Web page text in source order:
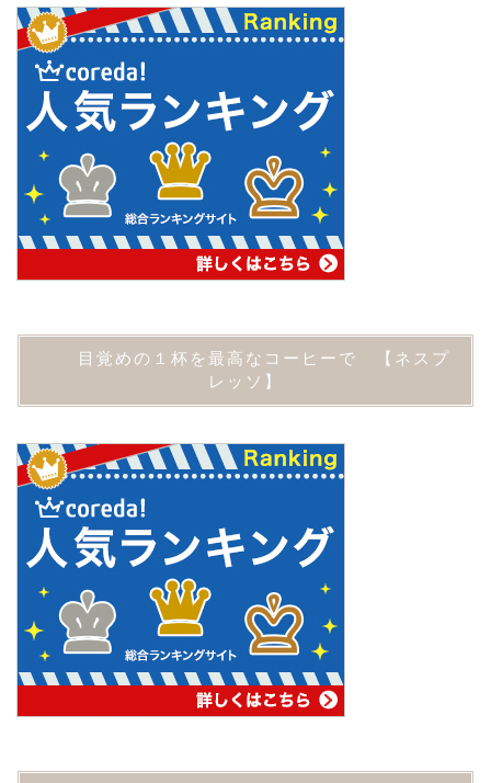
目覚めの１杯を最高なコーヒーで 【ネスプ
レッソ】